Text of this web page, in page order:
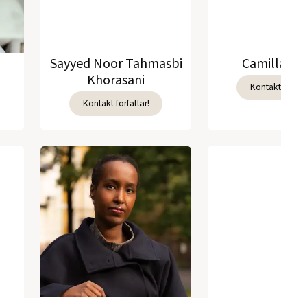
Sayyed Noor Tahmasbi
Khorasani
Kontakt forfattar!